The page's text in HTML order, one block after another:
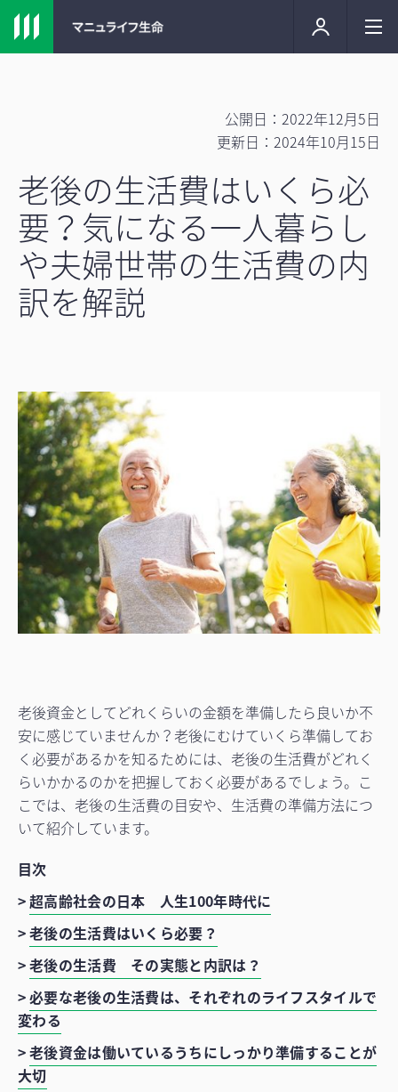
公開日：2022年12月5日
更新日：2024年10月15日
老後の生活費はいくら必
要？気になる一人暮らし
や夫婦世帯の生活費の内
訳を解説
老後資金としてどれくらいの金額を準備したら良いか不
安に感じていませんか？老後にむけていくら準備してお
く必要があるかを知るためには、老後の生活費がどれく
らいかかるのかを把握しておく必要があるでしょう。こ
こでは、老後の生活費の目安や、生活費の準備方法につ
いて紹介しています。
目次
>超高齢社会の日本 人生100年時代に
>老後の生活費はいくら必要？
>老後の生活費 その実態と内訳は？
>必要な老後の生活費は、それぞれのライフスタイルで
変わる
>老後資金は働いているうちにしっかり準備することが
大切